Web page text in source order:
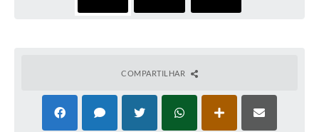
Associação dos Servidores Públicos Municipais de
COMPARTILHAR